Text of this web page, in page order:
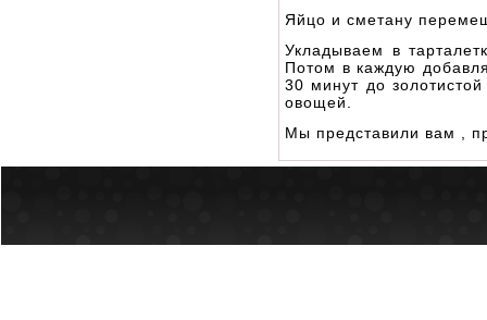
Яйцо и сметану
Укладываем в
Потом в каждую
30 минут до
овощей.
Мы представили вам ,